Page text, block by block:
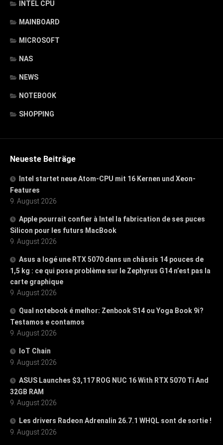
INTEL CPU
MAINBOARD
MICROSOFT
NAS
NEWS
NOTEBOOK
SHOPPING
Neueste Beiträge
Intel startet neue Atom-CPU mit 16 Kernen und Xeon-
Features
9. August 2026
Apple pourrait confier à Intel la fabrication de ses puces
Silicon pour les futurs MacBook
9. August 2026
Asus a logé une RTX 5070 dans un châssis 14 pouces de
1,5 kg : ce qui pose problème sur le Zephyrus G14 n’est pas la
carte graphique
9. August 2026
Qual notebook é melhor: Zenbook S14 ou Yoga Book 9i?
Testamos e contamos
9. August 2026
IoT Chain
9. August 2026
ASUS Launches $3,117 ROG NUC 16 With RTX 5070 Ti And
32GB RAM
9. August 2026
Les drivers Radeon Adrenalin 26.7.1 WHQL sont de sortie !
9. August 2026